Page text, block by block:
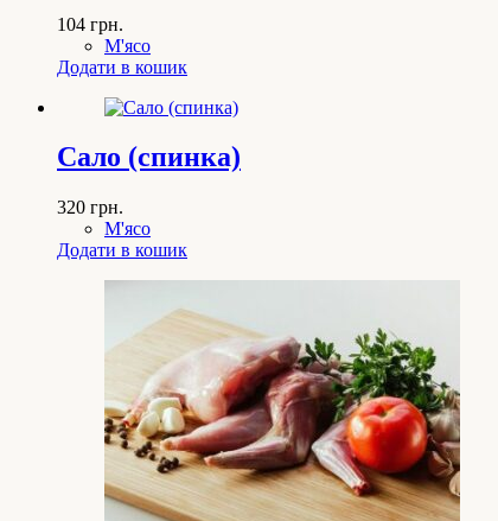
104 грн.
М'ясо
Додати в кошик
Сало (спинка)
320 грн.
М'ясо
Додати в кошик